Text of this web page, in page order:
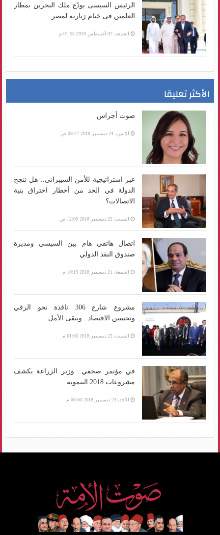
الرئيس السيسى يودّع ملك البحرين بمطار
العلمين فى ختام زيارته لمصر
الجمعة، 07 أغسطس 2026 01:55 م
الأكثر تعليقا
صوت أجراس
الإثنين، 24 ديسمبر 2018 09:27 ص
عبر استراتيجية للأمن السيبراني.. هل تنجح
الدولة في الحد من أخطار اختراق بنية
الاتصالات؟
السبت، 22 ديسمبر 2018 12:00 ص
اتصال هاتفي هام بين السيسي ومديرة
صندوق النقد الدولي
الجمعة، 21 ديسمبر 2018 10:19 م
مشروع شارع 306 نافذة نحو الرقي
وتحسين الاقتصاد.. ويبقى الأمل
السبت، 22 ديسمبر 2018 01:00 م
في مؤتمر صحفي.. وزير الزراعة يكشف
مشروعات 2018 التنموية
الأحد، 23 ديسمبر 2018 06:00 م